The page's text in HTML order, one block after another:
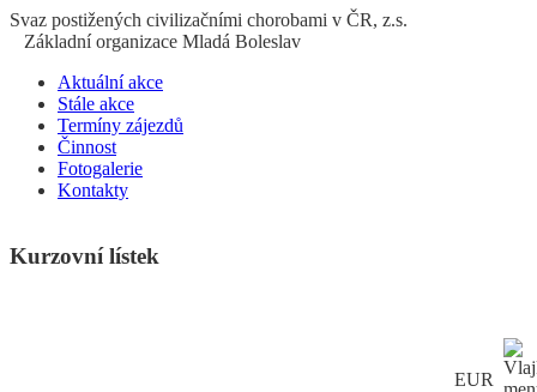
Svaz postižených civilizačními chorobami v ČR, z.s.
Základní organizace Mladá Boleslav
Aktuální akce
Stále akce
Termíny zájezdů
Činnost
Fotogalerie
Kontakty
Kurzovní lístek
EUR